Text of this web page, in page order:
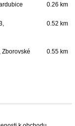
0.26 km
0.52 km
Zborovské
0.55 km